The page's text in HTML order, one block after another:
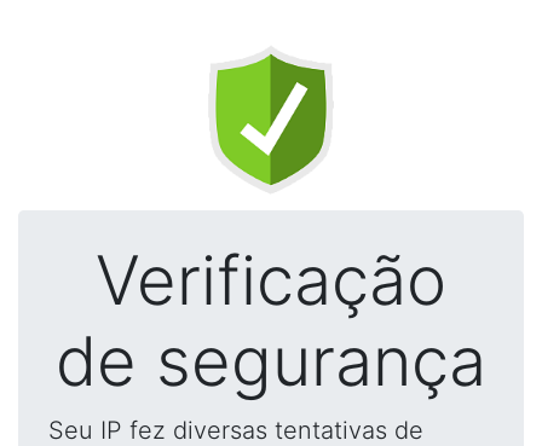
Verificação
de segurança
Seu IP fez diversas tentativas de